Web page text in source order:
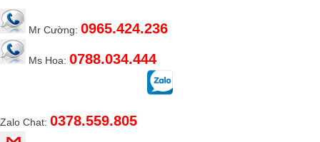
Mr Cường: 0965.424.236
Ms Hoa: 0788.034.444
Zalo Chat: 0378.559.805